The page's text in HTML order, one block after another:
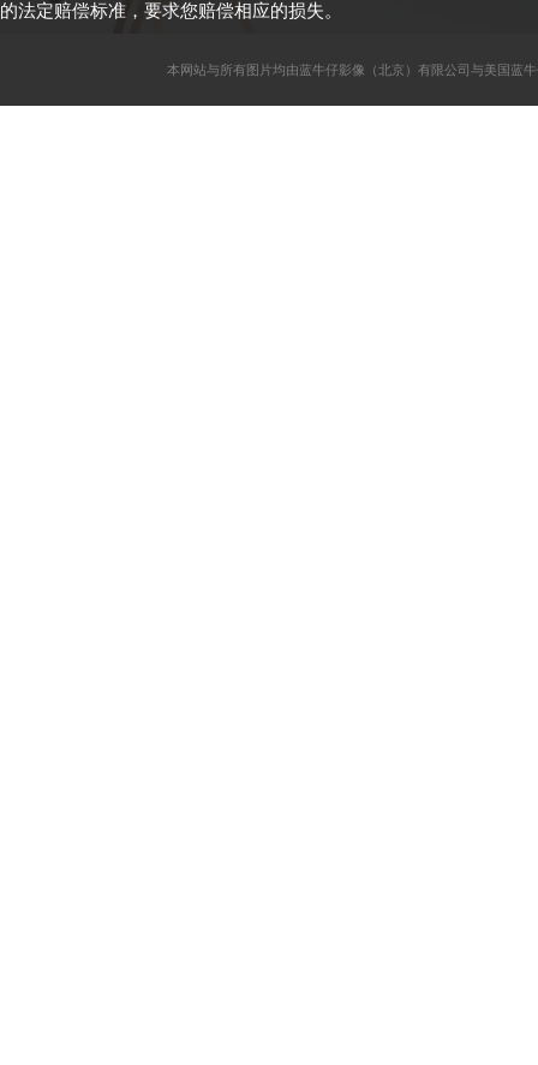
的法定赔偿标准，要求您赔偿相应的损失。
本网站与所有图片均由蓝牛仔影像（北京）有限公司与美国蓝